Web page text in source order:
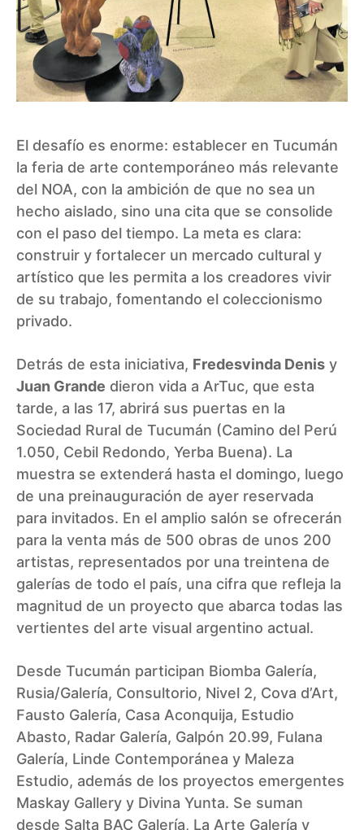
El desafío es enorme: establecer en Tucumán
la feria de arte contemporáneo más relevante
del NOA, con la ambición de que no sea un
hecho aislado, sino una cita que se consolide
con el paso del tiempo. La meta es clara:
construir y fortalecer un mercado cultural y
artístico que les permita a los creadores vivir
de su trabajo, fomentando el coleccionismo
privado.
Detrás de esta iniciativa, Fredesvinda Denis y
Juan Grande dieron vida a ArTuc, que esta
tarde, a las 17, abrirá sus puertas en la
Sociedad Rural de Tucumán (Camino del Perú
1.050, Cebil Redondo, Yerba Buena). La
muestra se extenderá hasta el domingo, luego
de una preinauguración de ayer reservada
para invitados. En el amplio salón se ofrecerán
para la venta más de 500 obras de unos 200
artistas, representados por una treintena de
galerías de todo el país, una cifra que refleja la
magnitud de un proyecto que abarca todas las
vertientes del arte visual argentino actual.
Desde Tucumán participan Biomba Galería,
Rusia/Galería, Consultorio, Nivel 2, Cova d’Art,
Fausto Galería, Casa Aconquija, Estudio
Abasto, Radar Galería, Galpón 20.99, Fulana
Galería, Linde Contemporánea y Maleza
Estudio, además de los proyectos emergentes
Maskay Gallery y Divina Yunta. Se suman
desde Salta BAC Galería, La Arte Galería y